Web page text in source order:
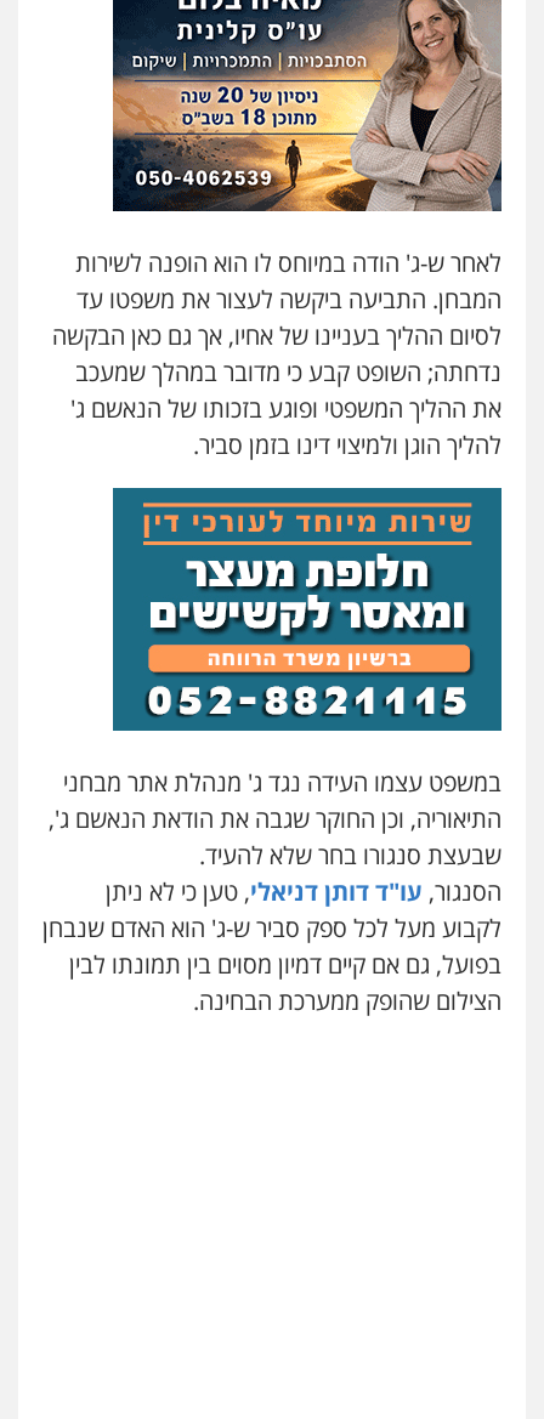
לאחר ש-ג' הודה במיוחס לו הוא הופנה לשירות
המבחן. התביעה ביקשה לעצור את משפטו עד
לסיום ההליך בעניינו של אחיו, אך גם כאן הבקשה
נדחתה; השופט קבע כי מדובר במהלך שמעכב
את ההליך המשפטי ופוגע בזכותו של הנאשם ג'
להליך הוגן ולמיצוי דינו בזמן סביר.
במשפט עצמו העידה נגד ג' מנהלת אתר מבחני
התיאוריה, וכן החוקר שגבה את הודאת הנאשם ג',
שבעצת סנגורו בחר שלא להעיד.
הסנגור, עו"ד דותן דניאלי, טען כי לא ניתן
לקבוע מעל לכל ספק סביר ש-ג' הוא האדם שנבחן
בפועל, גם אם קיים דמיון מסוים בין תמונתו לבין
הצילום שהופק ממערכת הבחינה.